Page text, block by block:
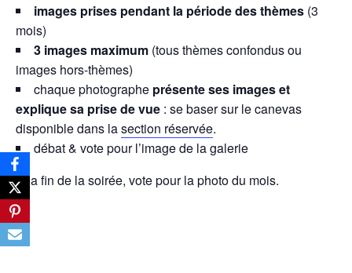
images prises pendant la période des thèmes (3
mois)
3 images maximum (tous thèmes confondus ou
images hors-thèmes)
chaque photographe présente ses images et
explique sa prise de vue : se baser sur le canevas
disponible dans lasection réservée.
débat & vote pour l’image de la galerie
A la fin de la soirée, vote pour la photo du mois.